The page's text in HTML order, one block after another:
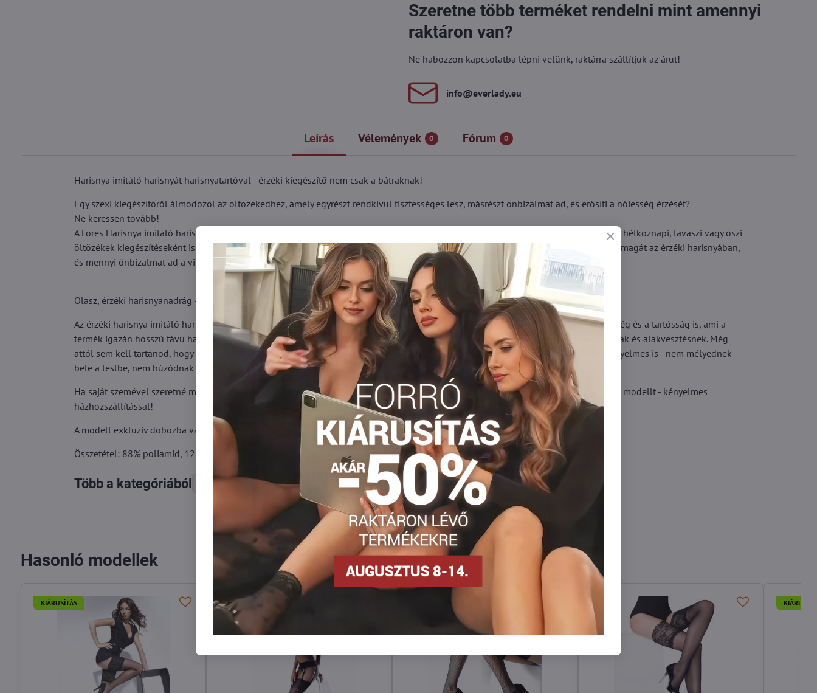
Szeretne több terméket rendelni mint amennyi
raktáron van?
Ne habozzon kapcsolatba lépni velünk, raktárra szállítjuk az árut!
info​@everlady​.eu
Leírás Vélemények 0 Fórum 0
Harisnya imitáló harisnyát harisnyatartóval - érzéki kiegészítő nem csak a bátraknak!
Egy szexi kiegészítőről álmodozol az öltözékedhez, amely egyrészt rendkívül tisztességes lesz, másrészt önbizalmat ad, és erősíti a nőiesség érzését?
Ne keressen tovább!
A Lores Harisnya imitáló harisnyát harisnyatartóval pont ilyen kiegészítő! Nemcsak merész nők randevúzásához használható, hanem hétköznapi, tavaszi vagy őszi
öltözékek kiegészítéseként is, amikor az időjárás kicsit lazább szabásokat enged meg. Győződjön meg róla, milyen nagyszerűen érzi magát az érzéki harisnyában,
és mennyi önbizalmat ad a viselése!
Olasz, érzéki harisnyanadrág - legjobb minőség és kiváló ár!
Az érzéki harisnya imitáló harisnyát harisnyatartóval nem csak egy tökéletes dizájn, amely felkelti a figyelmet, hanem az olasz minőség és a tartósság is, ami a
termék igazán hosszú távú használatának garanciája. Először is, ez a modell nagyon ellenáll a szakadásnak, gyűrődésnek, nyomásnak és alakvesztésnek. Még
attól sem kell tartanod, hogy mosás után elveszíti rugalmasságát. Ráadásul a SEXY harisnyanadrág remekül mutat az alakon és kényelmes is - nem mélyednek
bele a testbe, nem húzódnak össze a stratégiai helyeken, nem szorítják össze az ujjakat.
Ha saját szemével szeretné meggyőződni arról, hogy a gyakorlatban mit jelent az "olasz minőség", mindenképpen rendelje meg ezt a modellt - kényelmes
házhozszállítással!
A modell exkluzív dobozba van csomagolva, ideális ajándéknak.
Összetétel: 88% poliamid, 12% elasztán
Több a kategóriából Harisnyák Erotikus harisnya Harisnyanadrág DEN Erotické pančuchy
FacebookTwitterBlueskyPinterestRedditLinkedIn WhatsApp
Hasonló modellek
KIÁRUSÍTÁS